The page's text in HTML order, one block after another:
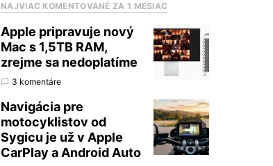
NAJVIAC KOMENTOVANÉ ZA 1 MESIAC
Apple pripravuje nový
Mac s 1,5TB RAM,
zrejme sa nedoplatíme
3 komentáre
Navigácia pre
motocyklistov od
Sygicu je už v Apple
CarPlay a Android Auto